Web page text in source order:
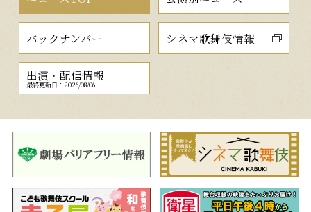
バックナンバー シネマ歌舞伎情報
出演・配信情報
最終更新日：2026/08/06